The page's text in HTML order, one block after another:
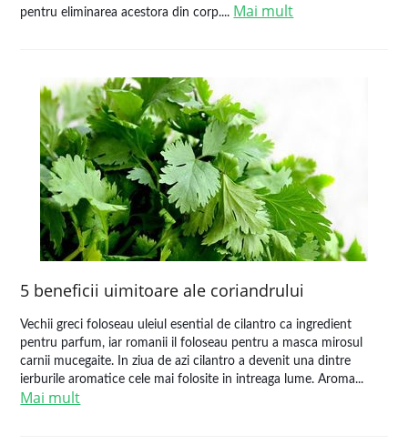
pentru eliminarea acestora din corp.... Mai mult
5 beneficii uimitoare ale coriandrului
Vechii greci foloseau uleiul esential de cilantro ca ingredient
pentru parfum, iar romanii il foloseau pentru a masca mirosul
carnii mucegaite. In ziua de azi cilantro a devenit una dintre
ierburile aromatice cele mai folosite in intreaga lume. Aroma...
Mai mult